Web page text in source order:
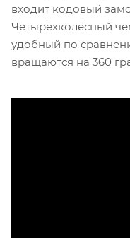
входит кодовый
Четырёхколёсный
удобный по
вращаются на 360